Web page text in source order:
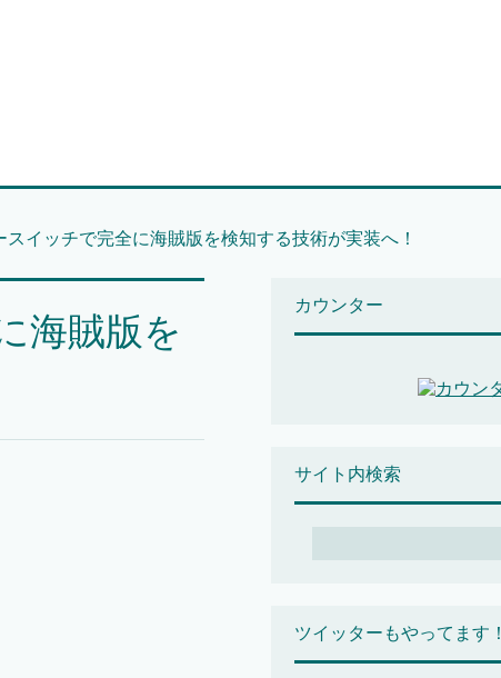
スイッチで完全に海賊版を検知する技術が実装へ！
海賊版を
カウンター
サイト内検索
ツイッターもやってます！